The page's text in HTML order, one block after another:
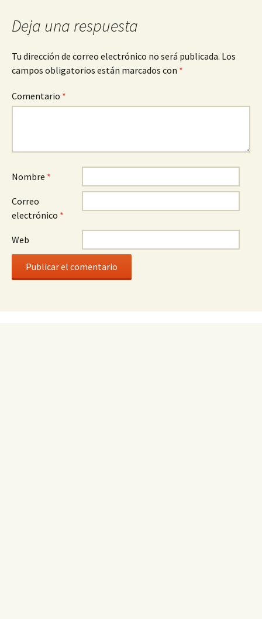
entradas
Deja una respuesta
Tu dirección de correo electrónico no será publicada. Los
campos obligatorios están marcados con *
Comentario *
Nombre *
Correo
electrónico *
Web